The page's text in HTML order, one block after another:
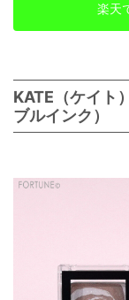
楽天
KATE（ケイ
ブルインク）